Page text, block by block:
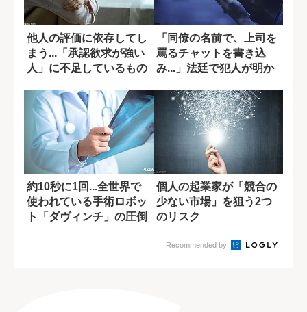
他人の評価に依存してし
まう...「承認欲求が強い
人」に不足しているもの
「同僚の名前で、上司を
罵るチャットを書き込
み...」法廷で犯人が明か
約10秒に1回...全世界で
使われている手術ロボッ
ト「ダヴィンチ」の圧倒
個人の起業家が「競合の
少ない市場」を狙う2つ
のリスク
Recommended by